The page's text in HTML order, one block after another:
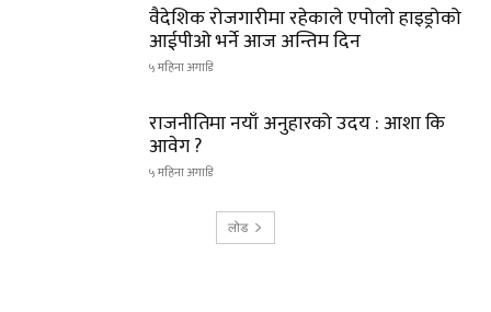
वैदेशिक रोजगारीमा रहेकाले एपोलो हाइड्रोको
आईपीओ भर्ने आज अन्तिम दिन
५ महिना अगाडि
राजनीतिमा नयाँ अनुहारको उदय : आशा कि
आवेग ?
५ महिना अगाडि
लोड